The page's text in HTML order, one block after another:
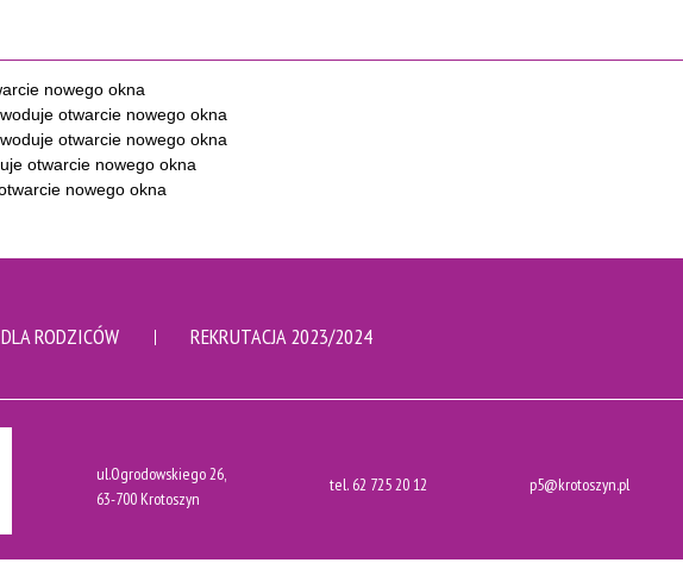
DLA RODZICÓW REKRUTACJA 2023/2024
ul.Ogrodowskiego 26,
63-700 Krotoszyn
tel. 62 725 20 12 p5@krotoszyn.pl